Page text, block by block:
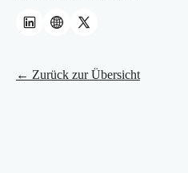
← Zurück zur Übersicht